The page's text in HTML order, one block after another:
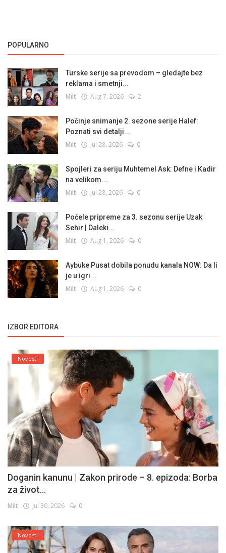
POPULARNO
Turske serije sa prevodom – gledajte bez
reklama i smetnji...
Milt Aug 7, 2026 2
Počinje snimanje 2. sezone serije Halef:
Poznati svi detalji...
Milt Jul 28, 2026 0
Spojleri za seriju Muhtemel Ask: Defne i Kadir
na velikom...
Milt Jul 28, 2026 0
Počele pripreme za 3. sezonu serije Uzak
Sehir | Daleki...
Milt Aug 1, 2026 0
Aybuke Pusat dobila ponudu kanala NOW: Da li
je u igri...
Milt Aug 1, 2026 0
IZBOR EDITORA
Novosti
Doganin kanunu | Zakon prirode – 8. epizoda: Borba
za život...
Milt Jul 30, 2026 0
Novosti